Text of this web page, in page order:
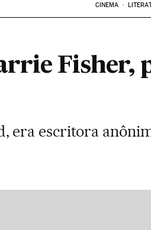
CINEMA
Fisher,
era escritora